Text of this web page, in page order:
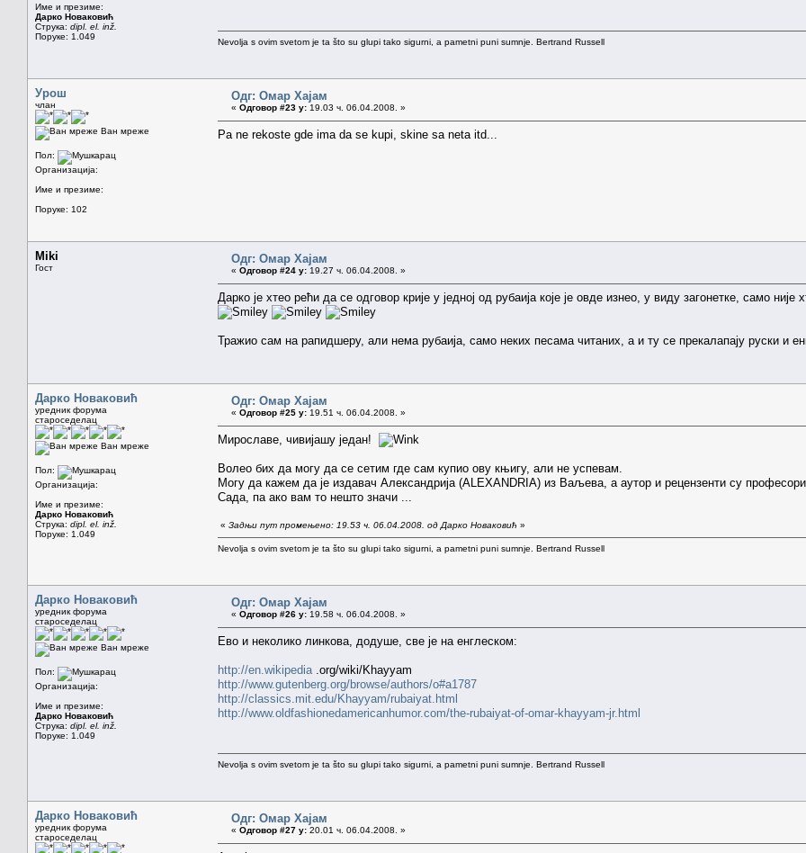
Име и презиме:
Дарко Новаковић
Струка: dipl. el. inž.
Поруке: 1.049
Nevolja s ovim svetom je ta što su glupi tako sigurni, a pametni puni sumnje. Bertrand Russell
Урош
члан
Ван мреже
Пол:
Организација:
Име и презиме:
Поруке: 102
Одг: Омар Хајам
« Одговор #23 у: 19.03 ч. 06.04.2008. »
Pa ne rekoste gde ima da se kupi, skine sa neta itd...
Miki
Гост
Одг: Омар Хајам
« Одговор #24 у: 19.27 ч. 06.04.2008. »
Дарко је хтео рећи да се одговор крије у једној од рубаија које је овде изнео, у виду загонетке, само
Тражио сам на рапидшеру, али нема рубаија, само неких песама читаних, а и ту се прекалапају руски и
Дарко Новаковић
уредник форума
староседелац
Ван мреже
Пол:
Организација:
Име и презиме:
Дарко Новаковић
Струка: dipl. el. inž.
Поруке: 1.049
Одг: Омар Хајам
« Одговор #25 у: 19.51 ч. 06.04.2008. »
Мирославе, чивијашу један!
Волео бих да могу да се сетим где сам купио ову књигу, али не успевам.
Могу да кажем да је издавач Александрија (ALEXANDRIA) из Ваљева, а аутор и рецензенти су
Сада, па ако вам то нешто значи ...
« Задњи пут промењено: 19.53 ч. 06.04.2008. од Дарко Новаковић »
Nevolja s ovim svetom je ta što su glupi tako sigurni, a pametni puni sumnje. Bertrand Russell
Дарко Новаковић
уредник форума
староседелац
Ван мреже
Пол:
Организација:
Име и презиме:
Дарко Новаковић
Струка: dipl. el. inž.
Поруке: 1.049
Одг: Омар Хајам
« Одговор #26 у: 19.58 ч. 06.04.2008. »
Ево и неколико линкова, додуше, све је на енглеском:
http://en.wikipedia .org/wiki/Khayyam
http://www.gutenberg.org/browse/authors/o#a1787
http://classics.mit.edu/Khayyam/rubaiyat.html
http://www.oldfashionedamericanhumor.com/the-rubaiyat-of-omar-khayyam-jr.html
Nevolja s ovim svetom je ta što su glupi tako sigurni, a pametni puni sumnje. Bertrand Russell
Дарко Новаковић
уредник форума
староседелац
Одг: Омар Хајам
« Одговор #27 у: 20.01 ч. 06.04.2008. »